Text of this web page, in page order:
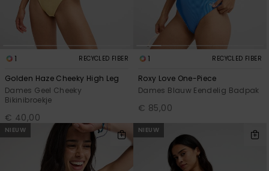
1 RECYCLED FIBER
Golden Haze Cheeky High Leg
Dames Geel Cheeky
Bikinibroekje
€ 40,00
1 RECYCLED FIBER
Roxy Love One-Piece
Dames Blauw Eendelig Badpak
€ 85,00
NIEUW NIEUW